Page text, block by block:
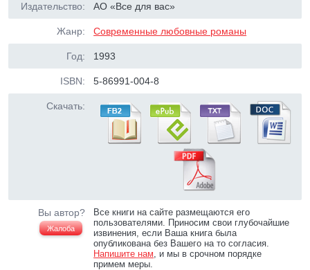
Издательство: АО «Все для вас»
Жанр: Современные любовные романы
Год: 1993
ISBN: 5-86991-004-8
Скачать:
Вы автор?
Жалоба
Все книги на сайте размещаются его
пользователями. Приносим свои глубочайшие
извинения, если Ваша книга была
опубликована без Вашего на то согласия.
Напишите нам, и мы в срочном порядке
примем меры.